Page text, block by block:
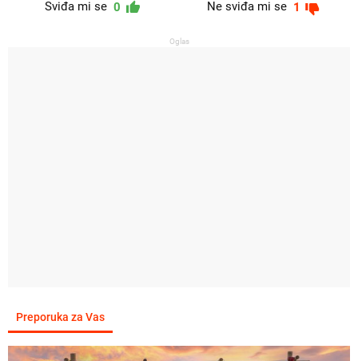
Sviđa mi se 0 Ne sviđa mi se 1
Oglas
Preporuka za Vas